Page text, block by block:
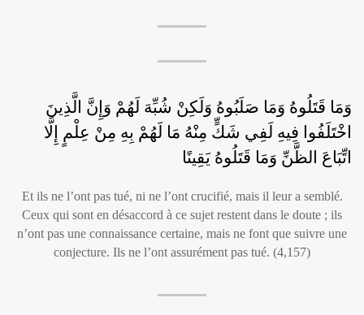
وَمَا قَتَلُوهُ وَمَا صَلَبُوهُ وَلَكِنْ شُبِّهَ لَهُمْ وَإِنَّ الَّذِينَ
اخْتَلَفُوا فِيهِ لَفِي شَكٍّ مِنْهُ مَا لَهُمْ بِهِ مِنْ عِلْمٍ إِلَّا
اتِّبَاعَ الظَّنِّ وَمَا قَتَلُوهُ يَقِينًا
Et ils ne l’ont pas tué, ni ne l’ont crucifié, mais il leur a semblé.
Ceux qui sont en désaccord à ce sujet restent dans le doute ; ils
n’ont pas une connaissance certaine, mais ne font que suivre une
conjecture. Ils ne l’ont assurément pas tué. (4,157)